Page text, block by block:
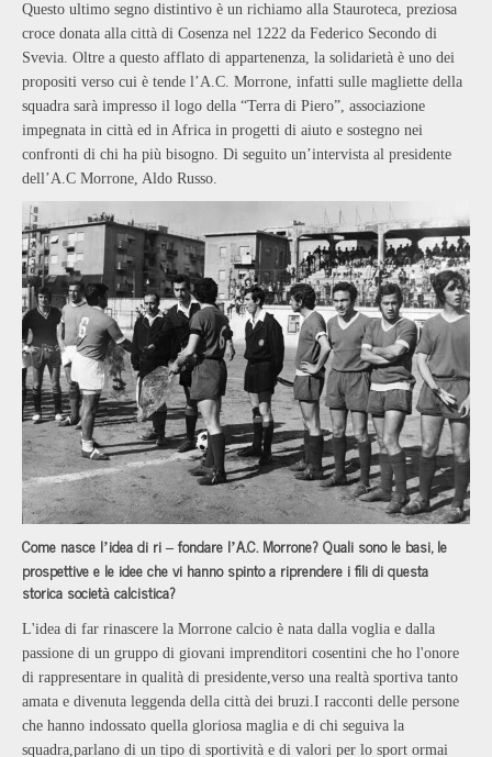
Questo ultimo segno distintivo è un richiamo alla Stauroteca, preziosa
croce donata alla città di Cosenza nel 1222 da Federico Secondo di
Svevia. Oltre a questo afflato di appartenenza, la solidarietà è uno dei
propositi verso cui è tende l’A.C. Morrone, infatti sulle magliette della
squadra sarà impresso il logo della “Terra di Piero”, associazione
impegnata in città ed in Africa in progetti di aiuto e sostegno nei
confronti di chi ha più bisogno. Di seguito un’intervista al presidente
dell’A.C Morrone, Aldo Russo.
Come nasce l’idea di ri – fondare l’A.C. Morrone? Quali sono le basi, le
prospettive e le idee che vi hanno spinto a riprendere i fili di questa
storica società calcistica?
L'idea di far rinascere la Morrone calcio è nata dalla voglia e dalla
passione di un gruppo di giovani imprenditori cosentini che ho l'onore
di rappresentare in qualità di presidente,verso una realtà sportiva tanto
amata e divenuta leggenda della città dei bruzi.I racconti delle persone
che hanno indossato quella gloriosa maglia e di chi seguiva la
squadra,parlano di un tipo di sportività e di valori per lo sport ormai